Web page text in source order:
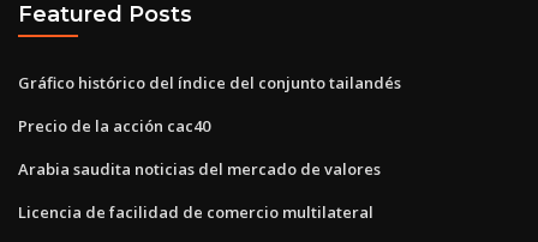
Featured Posts
Gráfico histórico del índice del conjunto tailandés
Precio de la acción cac40
Arabia saudita noticias del mercado de valores
Licencia de facilidad de comercio multilateral